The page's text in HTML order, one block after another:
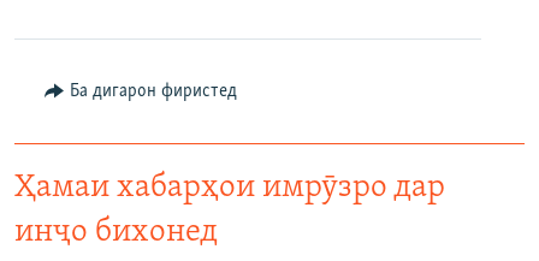
Ба дигарон фиристед
Ҳамаи хабарҳои имрӯзро дар
инҷо бихонед